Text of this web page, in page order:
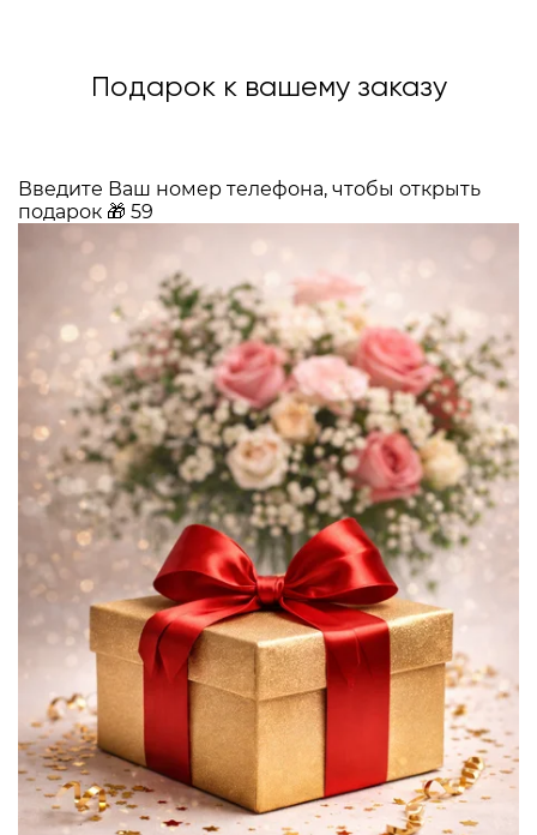
Подарок к вашему заказу
Введите Ваш номер телефона, чтобы открыть
подарок 🎁 59